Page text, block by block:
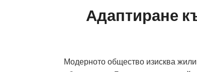
Адаптиране
Модерното общество изисква